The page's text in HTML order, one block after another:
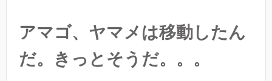
アマゴ、ヤマメは移動したん
だ。きっとそうだ。。。